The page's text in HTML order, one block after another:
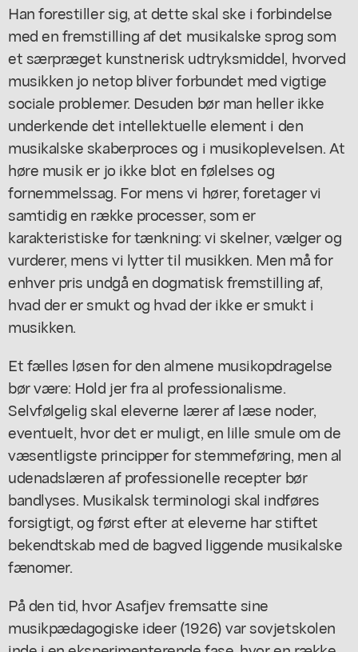
Han forestiller sig, at dette skal ske i forbindelse
med en fremstilling af det musikalske sprog som
et særpræget kunstnerisk udtryksmiddel, hvorved
musikken jo netop bliver forbundet med vigtige
sociale problemer. Desuden bør man heller ikke
underkende det intellektuelle element i den
musikalske skaberproces og i musikoplevelsen. At
høre musik er jo ikke blot en følelses og
fornemmelssag. For mens vi hører, foretager vi
samtidig en række processer, som er
karakteristiske for tænkning: vi skelner, vælger og
vurderer, mens vi lytter til musikken. Men må for
enhver pris undgå en dogmatisk fremstilling af,
hvad der er smukt og hvad der ikke er smukt i
musikken.
Et fælles løsen for den almene musikopdragelse
bør være: Hold jer fra al professionalisme.
Selvfølgelig skal eleverne lærer af læse noder,
eventuelt, hvor det er muligt, en lille smule om de
væsentligste principper for stemmeføring, men al
udenadslæren af professionelle recepter bør
bandlyses. Musikalsk terminologi skal indføres
forsigtigt, og først efter at eleverne har stiftet
bekendtskab med de bagved liggende musikalske
fænomer.
På den tid, hvor Asafjev fremsatte sine
musikpædagogiske ideer (1926) var sovjetskolen